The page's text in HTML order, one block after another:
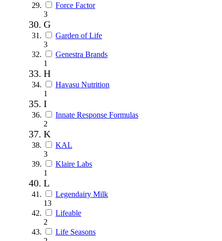
Force Factor
3
G
Garden of Life
3
Genestra Brands
1
H
Havasu Nutrition
1
I
Innate Response Formulas
2
K
KAL
3
Klaire Labs
1
L
Legendairy Milk
13
Lifeable
2
Life Seasons